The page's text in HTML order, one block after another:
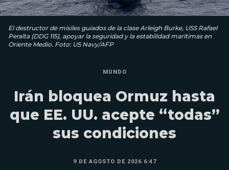
El destructor de misiles guiados de la clase Arleigh Burke, USS Rafael
Peralta (DDG 115), apoyar la seguridad y la estabilidad marítimas en
Oriente Medio. Foto: US Navy/AFP
MUNDO
Irán bloquea Ormuz hasta
que EE. UU. acepte “todas”
sus condiciones
9 DE AGOSTO DE 2026 6:47